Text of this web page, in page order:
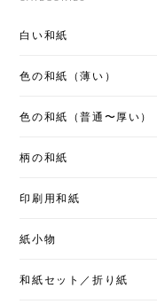
白い和紙
色の和紙（薄い）
色の和紙（普通〜厚い）
柄の和紙
印刷用和紙
紙小物
和紙セット／折り紙